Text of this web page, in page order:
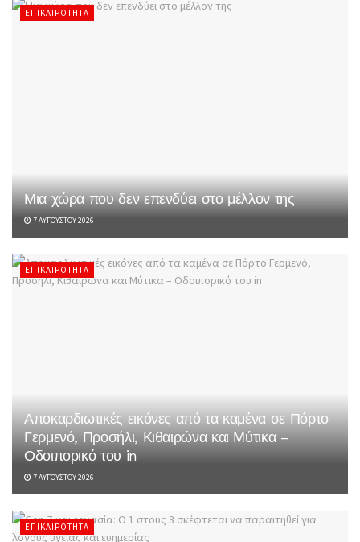
ΕΠΙΚΑΙΡΌΤΗΤΑ
Μια χώρα που δεν επενδύει στο μέλλον της
7 ΑΥΓΟΎΣΤΟΥ 2026
ΕΠΙΚΑΙΡΌΤΗΤΑ
Αποκαρδιωτικές εικόνες από τα καμένα σε Πόρτο
Γερμενό, Προσήλι, Κιθαιρώνα και Μύτικα –
Οδοιπορικό του in
7 ΑΥΓΟΎΣΤΟΥ 2026
ΕΠΙΚΑΙΡΌΤΗΤΑ